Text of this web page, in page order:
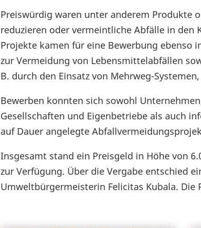
Preiswürdig waren unter anderem Produkte
reduzieren oder vermeintliche Abfälle in den
Projekte kamen für eine Bewerbung ebenso
zur Vermeidung von Lebensmittelabfällen
B. durch den Einsatz von Mehrweg-
Bewerben konnten sich sowohl
Gesellschaften und Eigenbetriebe als auch
auf Dauer angelegte
Insgesamt stand ein Preisgeld in Höhe von
zur Verfügung. Über die Vergabe entschied
Umweltbürgermeisterin Felicitas Kubala.